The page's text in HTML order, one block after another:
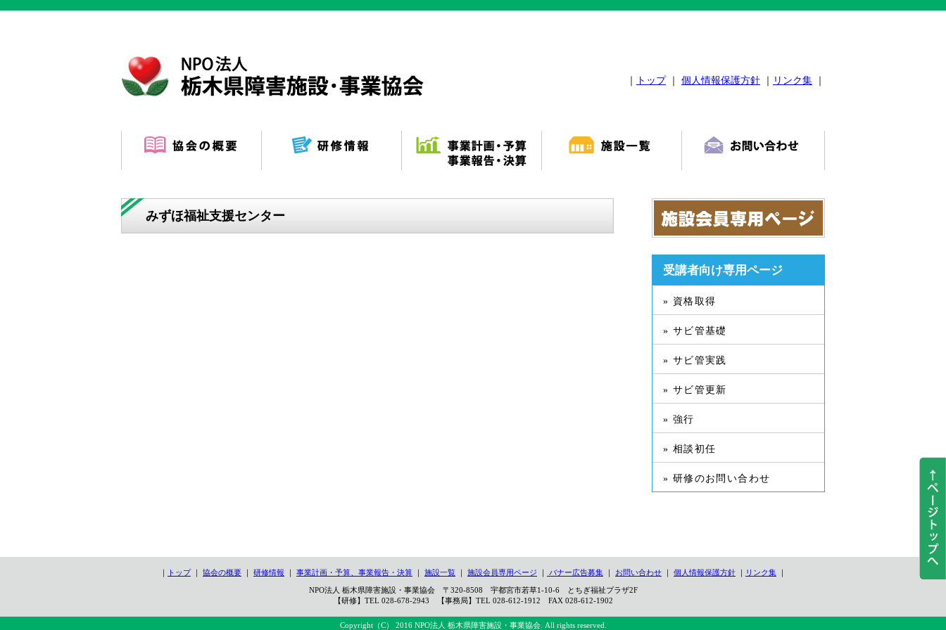
トップ｜ 個人情報保護方針 リンク集
みずほ福祉支援センター
受講者向け専用ページ
» 資格取得
» サビ管基礎
» サビ管実践
» サビ管更新
» 強行
» 相談初任
» 研修のお問い合わせ
｜ トップ｜ 協会の概要 ｜ 研修情報 ｜ 事業計画・予算、事業報告・決算 ｜ 施設一覧 ｜ 施設会員専用ページ ｜ バナー広告募集 ｜ お問い合わせ ｜ 個人情報保護方針 ｜ リンク集 ｜
NPO法人 栃木県障害施設・事業協会 〒320-8508 宇都宮市若草1-10-6 とちぎ福祉プラザ2F
【研修】TEL 028-678-2943 【事務局】TEL 028-612-1912 FAX 028-612-1902
Copyright（C） 2016 NPO法人 栃木県障害施設・事業協会. All rights reserved.